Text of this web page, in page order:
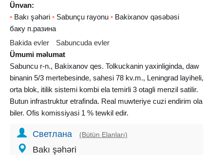
Ünvan:
• Bakı şəhəri • Sabunçu rayonu • Bakixanov qəsəbəsi
баку п.разина
Bakida evler
Sabuncuda evler
Ümumi məlumat
Sabuncu r-n., Bakixanov qes. Tolkuckanin yaxinliginda, daw
binanin 5/3 mertebesinde, sahesi 78 kv.m., Leningrad layiheli,
orta blok, itilik sistemi kombi ela temirli 3 otagli menzil satilir.
Butun infrastruktur etrafinda. Real muwteriye cuzi endirim ola
biler. Ofis komissiyasi 1 % tewkil edir.
Светлана (Bütün Elanları)
Bakı şəhəri